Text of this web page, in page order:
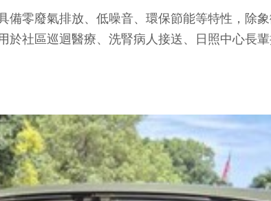
零廢氣排放、低噪音、環保節能等特性，除
社區巡迴醫療、洗腎病人接送、日照中心長